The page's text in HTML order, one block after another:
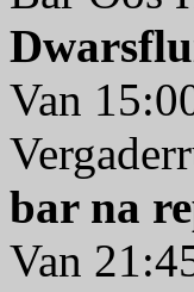
Van
bar na
Van